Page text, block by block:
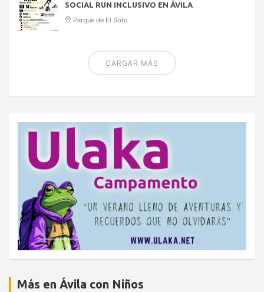
SOCIAL RUN INCLUSIVO EN ÁVILA
Parque de El Soto
CARGAR MÁS
Más en Ávila con Niños